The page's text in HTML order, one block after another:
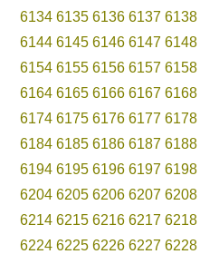
6134 6135 6136 6137 6138
6144 6145 6146 6147 6148
6154 6155 6156 6157 6158
6164 6165 6166 6167 6168
6174 6175 6176 6177 6178
6184 6185 6186 6187 6188
6194 6195 6196 6197 6198
6204 6205 6206 6207 6208
6214 6215 6216 6217 6218
6224 6225 6226 6227 6228